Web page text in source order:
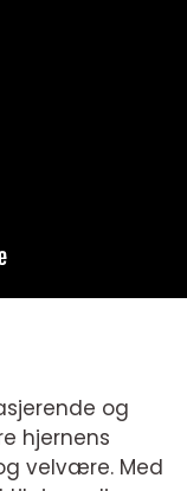
og
hjernens
velvære. Med